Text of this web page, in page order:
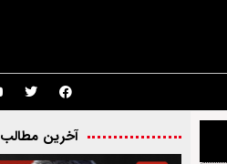
آخرین مطالب